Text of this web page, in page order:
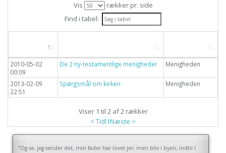
Vis
rækker pr. side
Find i tabel:
2010-05-02
00:09
De 2 ny-testamentlige menigheder Menigheden
2013-02-09
22:51
Spørgsmål om kirken Menigheden
Viser 1 til 2 af 2 rækker
< Tidl1Næste >
“Og se, jeg sender det, min fader har lovet jer; men bliv i byen, indtil I